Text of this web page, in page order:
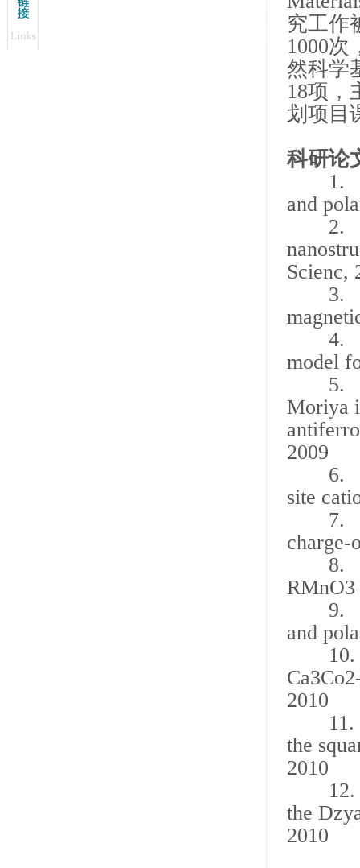
究工作
1000次
然科学
18项，
划项目
科研论
1.
and
2.
Scienc,
3.
4.
model
5.
Moriya
2009
6.
site
7.
charge-
8.
RMnO3
9.
and
10.
2010
11.
the
2010
12.
the
2010